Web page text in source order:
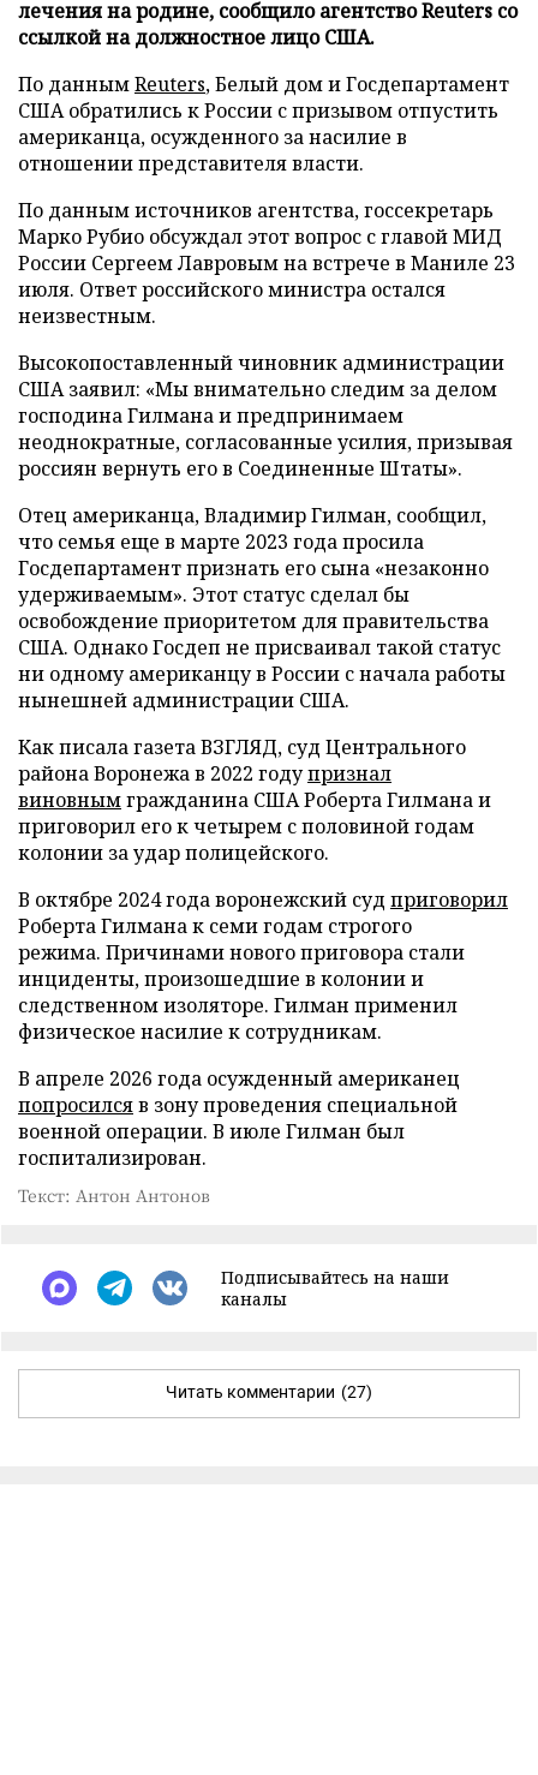
лечения на родине, сообщило агентство Reuters со
ссылкой на должностное лицо США.
По даннымReuters, Белый дом и Госдепартамент
США обратились к России с призывом отпустить
американца, осужденного за насилие в
отношении представителя власти.
По данным источников агентства, госсекретарь
Марко Рубио обсуждал этот вопрос с главой МИД
России Сергеем Лавровым на встрече в Маниле 23
июля. Ответ российского министра остался
неизвестным.
Высокопоставленный чиновник администрации
США заявил: «Мы внимательно следим за делом
господина Гилмана и предпринимаем
неоднократные, согласованные усилия, призывая
россиян вернуть его в Соединенные Штаты».
Отец американца, Владимир Гилман, сообщил,
что семья еще в марте 2023 года просила
Госдепартамент признать его сына «незаконно
удерживаемым». Этот статус сделал бы
освобождение приоритетом для правительства
США. Однако Госдеп не присваивал такой статус
ни одному американцу в России с начала работы
нынешней администрации США.
Как писала газета ВЗГЛЯД, суд Центрального
района Воронежа в 2022 годупризнал
виновнымгражданина США Роберта Гилмана и
приговорил его к четырем с половиной годам
колонии за удар полицейского.
В октябре 2024 года воронежский суд приговорил
Роберта Гилмана к семи годам строгого
режима. Причинами нового приговора стали
инциденты, произошедшие в колонии и
следственном изоляторе. Гилман применил
физическое насилие к сотрудникам.
В апреле 2026 года осужденный американец
попросилсяв зону проведения специальной
военной операции. В июле Гилман был
госпитализирован.
Текст: Антон Антонов
Подписывайтесь на наши
каналы
Читать комментарии (27)